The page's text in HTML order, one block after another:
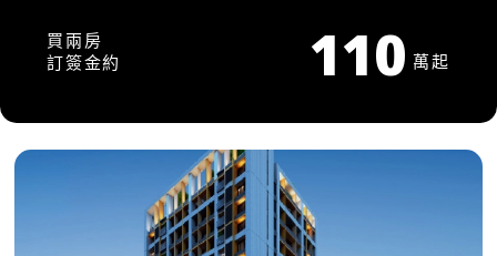
會員專屬
買兩房
訂簽金約
110 萬起